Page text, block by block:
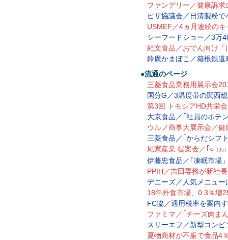
ファンデリー／健康訴
ピザ協議会／日清製粉
USMEF／4ヵ月連続の
シーフードショー／3万
紀文食品／おでん向け「
鈴廣かまぼこ／箱根鉄
●流通のページ
三菱食品業務用展示会
国分G／3温度帯の関西
第3回 トモシアHD共栄会
大京食品／｢社員のポテ
ウルノ商事大展示会／
三菱食品／｢からだシフ
尾家産業 提案会／｢○ （わ
伊藤忠食品／｢凍眠市場
PPIH／吉田専務が新社
デニーズ／人気メニュ
18年外食市場、0.3％増
FC協／適用税率を案内
ファミマ／｢チーズ肉ま
スリーエフ／新型コン
夏物商材が不振で食品4